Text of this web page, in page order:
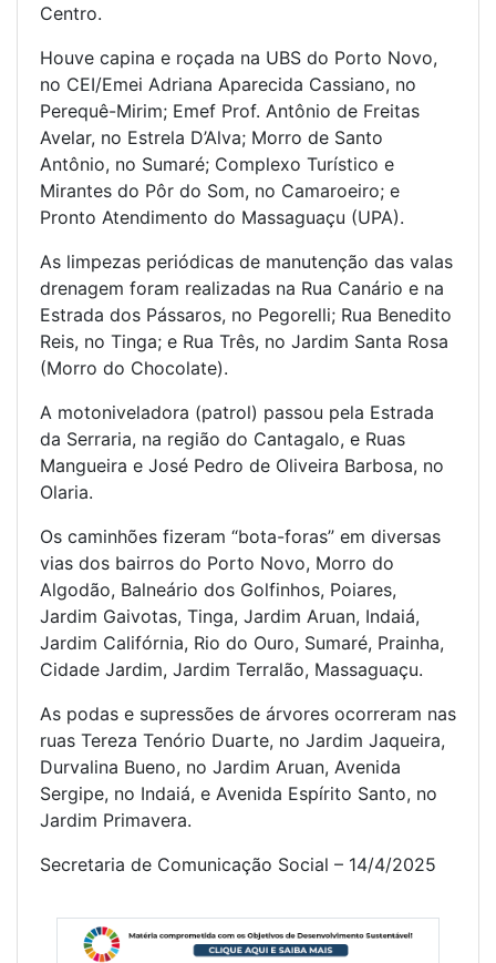
Centro.
Houve capina e roçada na UBS do Porto Novo,
no CEI/Emei Adriana Aparecida Cassiano, no
Perequê-Mirim; Emef Prof. Antônio de Freitas
Avelar, no Estrela D’Alva; Morro de Santo
Antônio, no Sumaré; Complexo Turístico e
Mirantes do Pôr do Som, no Camaroeiro; e
Pronto Atendimento do Massaguaçu (UPA).
As limpezas periódicas de manutenção das valas
drenagem foram realizadas na Rua Canário e na
Estrada dos Pássaros, no Pegorelli; Rua Benedito
Reis, no Tinga; e Rua Três, no Jardim Santa Rosa
(Morro do Chocolate).
A motoniveladora (patrol) passou pela Estrada
da Serraria, na região do Cantagalo, e Ruas
Mangueira e José Pedro de Oliveira Barbosa, no
Olaria.
Os caminhões fizeram “bota-foras” em diversas
vias dos bairros do Porto Novo, Morro do
Algodão, Balneário dos Golfinhos, Poiares,
Jardim Gaivotas, Tinga, Jardim Aruan, Indaiá,
Jardim Califórnia, Rio do Ouro, Sumaré, Prainha,
Cidade Jardim, Jardim Terralão, Massaguaçu.
As podas e supressões de árvores ocorreram nas
ruas Tereza Tenório Duarte, no Jardim Jaqueira,
Durvalina Bueno, no Jardim Aruan, Avenida
Sergipe, no Indaiá, e Avenida Espírito Santo, no
Jardim Primavera.
Secretaria de Comunicação Social – 14/4/2025